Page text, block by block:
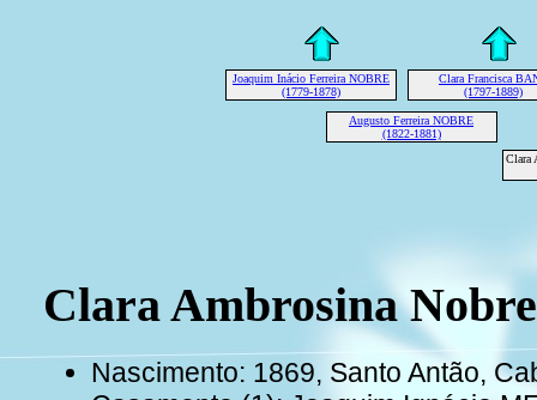
Joaquim Inácio Ferreira NOBRE
(1779-1878)
Clara Francisca
(1797-1889)
Augusto Ferreira NOBRE
(1822-1881)
Clara
Clara Ambrosina
Nascimento: 1869, Santo Antão,